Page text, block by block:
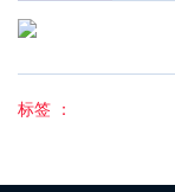
标签 ：